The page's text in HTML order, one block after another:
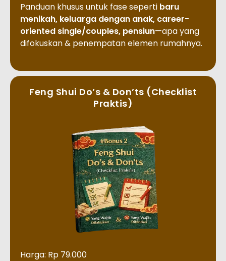
Panduan khusus untuk fase seperti baru
menikah, keluarga dengan anak, career-
oriented single/couples, pensiun—apa yang
difokuskan & penempatan elemen rumahnya.
Feng Shui Do’s & Don’ts (Checklist
Praktis)
Harga: Rp 79.000